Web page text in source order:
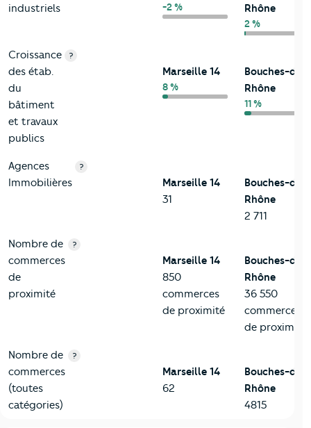
industriels -2 % Rhône
2 %
Croissance
des étab.
du
bâtiment
et travaux
publics
?
Marseille 14
8 %
Bouches-du-
Rhône
11 %
Agences
Immobilières
?
Marseille 14
31
Bouches-du-
Rhône
2 711
Nombre de
commerces
de
proximité
?
Marseille 14
850
commerces
de proximité
Bouches-du-
Rhône
36 550
commerces
de proximité
Nombre de
commerces
(toutes
catégories)
?
Marseille 14
62
Bouches-du-
Rhône
4815